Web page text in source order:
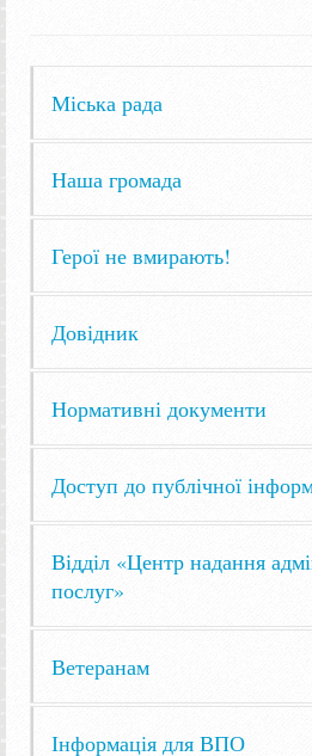
Міська рада
Наша громада
Герої не вмирають!
Довідник
Нормативні документи
Доступ до публічної
Відділ «Центр надання
послуг»
Ветеранам
Інформація для ВПО